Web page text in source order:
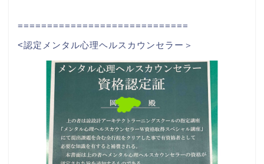
=============================
<認定メンタル心理ヘルスカウンセラー＞